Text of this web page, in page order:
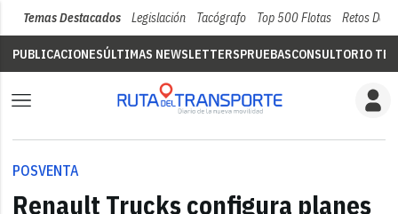
Temas Destacados Legislación Tacógrafo Top 500 Flotas Retos Del
PUBLICACIONESÚLTIMAS NEWSLETTERSPRUEBASCONSULTORIO
POSVENTA
Renault Trucks configura planes